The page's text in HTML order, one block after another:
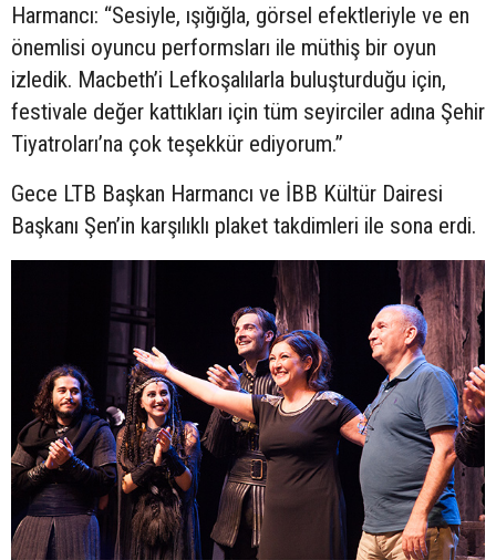
Harmancı: “Sesiyle, ışığığla, görsel efektleriyle ve en
önemlisi oyuncu performsları ile müthiş bir oyun
izledik. Macbeth’i Lefkoşalılarla buluşturduğu için,
festivale değer kattıkları için tüm seyirciler adına Şehir
Tiyatroları’na çok teşekkür ediyorum.”
Gece LTB Başkan Harmancı ve İBB Kültür Dairesi
Başkanı Şen’in karşılıklı plaket takdimleri ile sona erdi.